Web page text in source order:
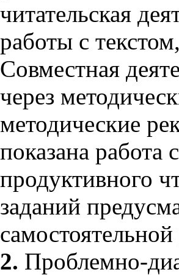
читательская
работы с
Совместная
через
методические
показана работа
продуктивного
заданий
2. Проблемно-